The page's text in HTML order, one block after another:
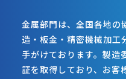
金属部門は、全国各地の
造・板金・精密機械加工
手がけております。製
証を取得しており、お客